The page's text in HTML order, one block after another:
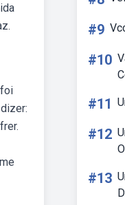
#9
#10
#11
#12
#13